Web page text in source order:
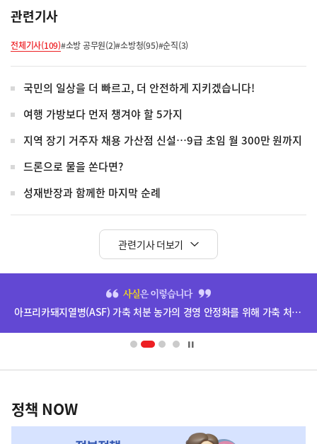
관련기사
전체기사(109)#소방 공무원(2)#소방청(95)#순직(3)
국민의 일상을 더 빠르고, 더 안전하게 지키겠습니다!
여행 가방보다 먼저 챙겨야 할 5가지
지역 장기 거주자 채용 가산점 신설…9급 초임 월 300만 원까지
드론으로 물을 쏜다면?
성재반장과 함께한 마지막 순례
관련기사 더보기
단
배
영
아프리카돼지열병(ASF) 가축 처분 농가의 경영 안정화를 위해 가축 처분 보상금을 신속하게 지급하겠습니다.
책
NOW,
정책 NOW